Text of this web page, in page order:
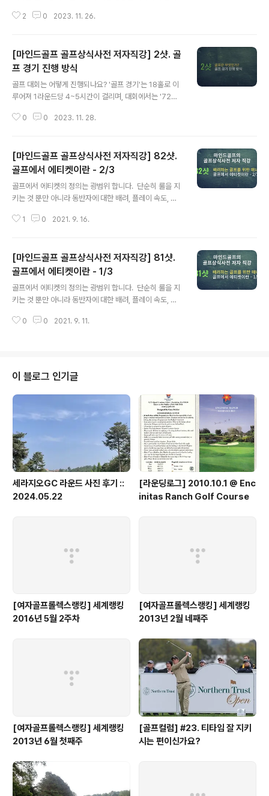
대한 내용을 다루고 있다고 해요. 많은 골퍼들이 어려움을
퍼들에게도 매우 유용한 정보에요. 추천 골프 상식 책 및 마
인드골프 강의 소개 '골프 상식사전'은 초~중~고급 골퍼를
대상으로 한 책이에요. '마인드골프' 블로그 글을 기반으로
출간되었죠.책은 골프에 대한 모든 면을 다루며, 골프의 메
커니즘뿐 아니라 심리, 멘탈 관리, 플로우 컨트롤, 코스 이
용법 등 다양한 주제를 다루고 있어요. 마인드골프는 골프
2 0 2023. 11. 26.
[마인드골프 골프상식사전 저자직강] 2샷. 골
프 경기 진행 방식
골프 대회는 어떻게 진행되나요? '골프 경기'는 18홀로 이
루어져 1라운드당 4~5시간이 걸리며, 대회에서는 '72홀
쳐 3,4라운드에 진출해 경쟁합니요. 대회에서는 '스트로크
'매치플레이'는 홀 단위로 승패를 가리는게 특징입니다. ⛳️
스트로크 플레이 방식에 대한 골프 상식은? 경기에서 몇 번
의 스트로크를 한 것이 규정 타수보다 더 중요해요. 대부분
의 골프 대회에서 적용되는 스르토크 플레이 방식은 2 스
트로크 플레이 방식이에요. 대회 기준 타수보다 덜 치거나
더 칠 때, 그리고 다른 참가자들 대비 얼마나 잘 찾았는가가
0 0 2023. 11. 28.
[마인드골프 골프상식사전 저자직강] 82샷.
골프에서 에티켓이란 - 2/3
골프에서 에티켓의 정의는 광범위 합니다. ​ 단순히 룰을 지
키는 것 뿐만 아니라 동반자에 대한 배려, 플레이 속도, 코
년 전에 있던 룰북에서는 에티켓이 제1장에 명기되어 골프
보겠습니다. ^^
1 0 2021. 9. 16.
[마인드골프 골프상식사전 저자직강] 81샷.
골프에서 에티켓이란 - 1/3
골프에서 에티켓의 정의는 광범위 합니다. ​ 단순히 룰을 지
키는 것 뿐만 아니라 동반자에 대한 배려, 플레이 속도, 코
년 전에 있던 룰북에서는 에티켓이 제1장에 명기되어 골프
0 0 2021. 9. 11.
이 블로그 인기글
세라지오GC 라운드 사진 후기 ::
2024.05.22
[라운딩로그] 2010.10.1 @ Enc
initas Ranch Golf Course
[여자골프롤렉스랭킹] 세계랭킹
2016년 5월 2주차
[여자골프롤렉스랭킹] 세계랭킹
2013년 2월 네째주
[여자골프롤렉스랭킹] 세계랭킹
2013년 6월 첫째주
[골프컬럼] #23. 티타임 잘 지키
시는 편이신가요?